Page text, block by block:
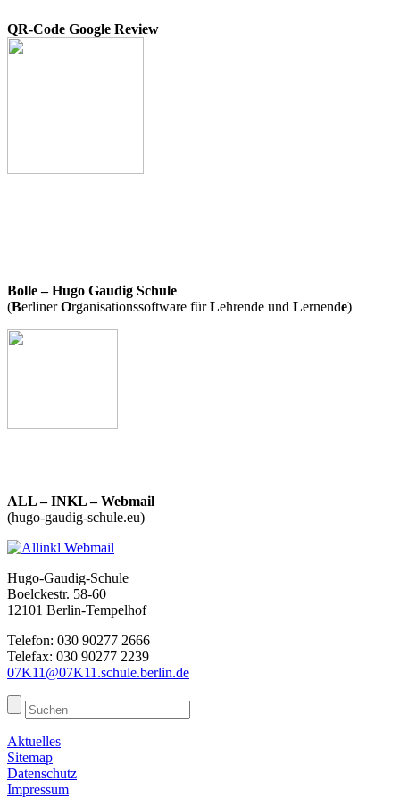
QR-Code Google Review
Bolle – Hugo Gaudig Schule
(BerlinerOrganisationssoftware fürLehrende und Lernende)
ALL – INKL – Webmail
(hugo-gaudig-schule.eu)
Hugo-Gaudig-Schule
Boelckestr. 58-60
12101 Berlin-Tempelhof
Telefon: 030 90277 2666
Telefax: 030 90277 2239
07K11@07K11.schule.berlin.de
Aktuelles
Sitemap
Datenschutz
Impressum